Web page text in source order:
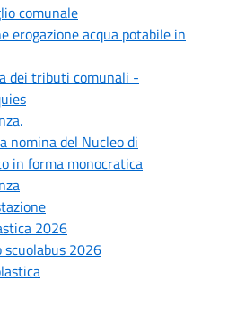
comunale
erogazione acqua potabile in
dei tributi comunali -
nomina del Nucleo di
in forma monocratica
2026
scuolabus 2026